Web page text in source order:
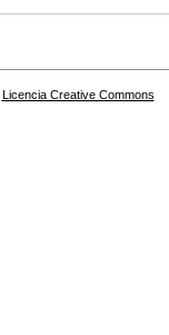
Licencia Creative Commons